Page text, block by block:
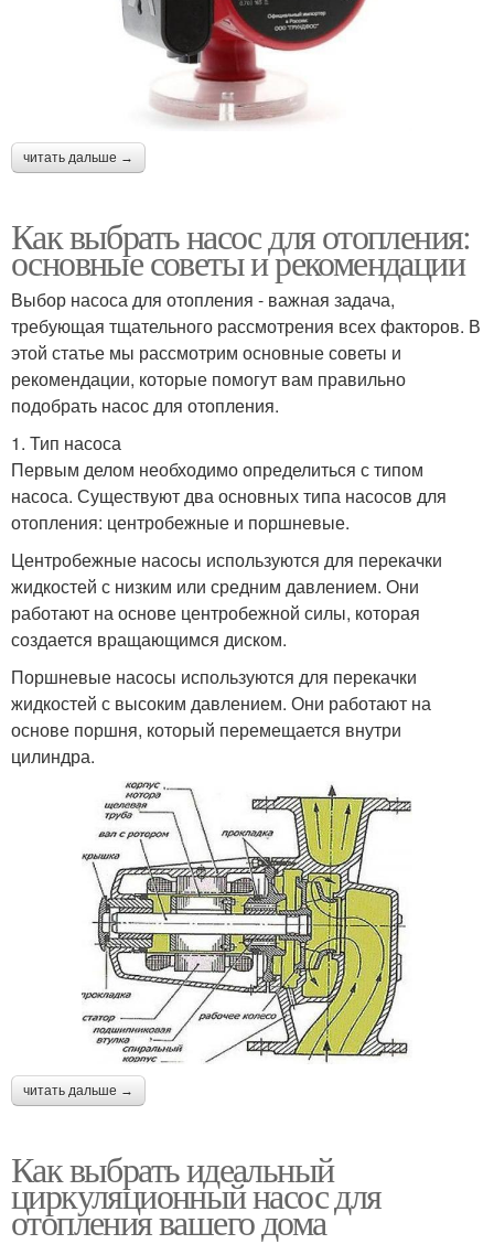
читать дальше →
Как выбрать насос для отопления:
основные советы и рекомендации
Выбор насоса для отопления - важная задача,
требующая тщательного рассмотрения всех факторов. В
этой статье мы рассмотрим основные советы и
рекомендации, которые помогут вам правильно
подобрать насос для отопления.
1. Тип насоса
Первым делом необходимо определиться с типом
насоса. Существуют два основных типа насосов для
отопления: центробежные и поршневые.
Центробежные насосы используются для перекачки
жидкостей с низким или средним давлением. Они
работают на основе центробежной силы, которая
создается вращающимся диском.
Поршневые насосы используются для перекачки
жидкостей с высоким давлением. Они работают на
основе поршня, который перемещается внутри
цилиндра.
читать дальше →
Как выбрать идеальный
циркуляционный насос для
отопления вашего дома